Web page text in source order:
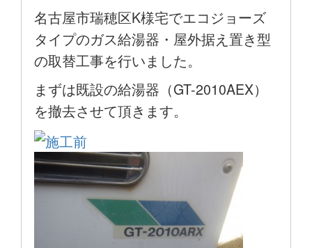
名古屋市瑞穂区K様宅でエコジョーズ
タイプのガス給湯器・屋外据え置き型
の取替工事を行いました。
まずは既設の給湯器（GT-2010AEX）
を撤去させて頂きます。